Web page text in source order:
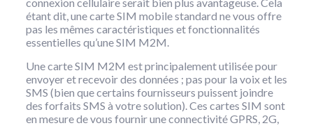
étant dit, une carte SIM mobile standard ne vous offre
pas les mêmes caractéristiques et fonctionnalités
essentielles qu’une SIM M2M.
Une carte SIM M2M est principalement utilisée pour
envoyer et recevoir des données ; pas pour la voix et les
SMS (bien que certains fournisseurs puissent joindre
des forfaits SMS à votre solution). Ces cartes SIM sont
en mesure de vous fournir une connectivité GPRS, 2G,